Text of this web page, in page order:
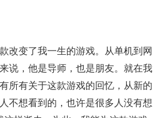
改变了我一生的游戏。从单机到网
说，他是导师，也是朋友。就在我
所有关于这款游戏的回忆，从新的
不想看到的，也许是很多人没有想
老友服“逐鹿中原”火爆上